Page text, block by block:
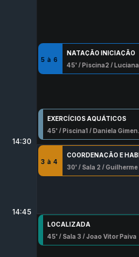
14:30
14:45
NATAÇÃO INICIAÇÃO
5 à 6
45' /Piscina2 /Luciana Rego
EXERCÍCIOS AQUÁTICOS
45' /Piscina1 /Daniela Gimenes Gabarrao
3 à 4
30' / Sala 2 /Guilherme Ribeiro
LOCALIZADA
45' / Sala 3 /Joao Vitor Paiva